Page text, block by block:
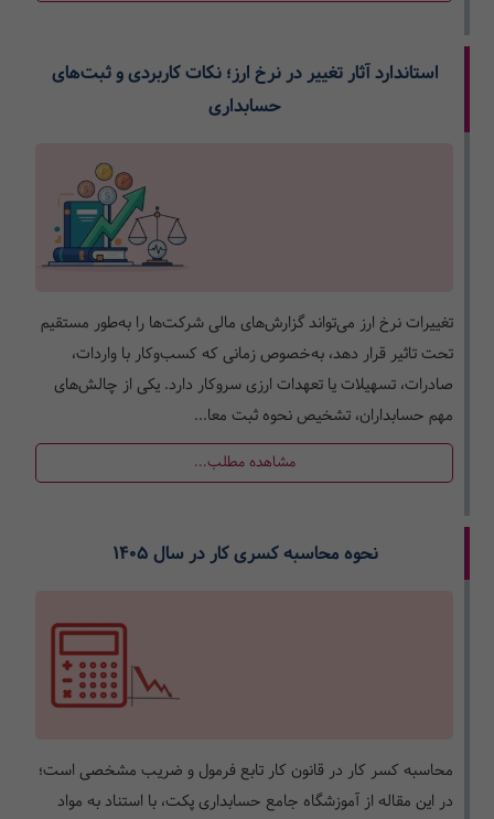
استاندارد آثار تغییر در نرخ ارز؛ نکات کاربردی و ثبت‌های
حسابداری
تغییرات نرخ ارز می‌تواند گزارش‌های مالی شرکت‌ها را به‌طور مستقیم
تحت تاثیر قرار دهد، به‌خصوص زمانی که کسب‌وکار با واردات،
صادرات، تسهیلات یا تعهدات ارزی سروکار دارد. یکی از چالش‌های
مهم حسابداران، تشخیص نحوه ثبت معا...
مشاهده مطلب...
نحوه محاسبه کسری کار در سال ۱۴۰۵
محاسبه کسر کار در قانون کار تابع فرمول و ضریب مشخصی است؛
در این مقاله از آموزشگاه جامع حسابداری پکت، با استناد به مواد